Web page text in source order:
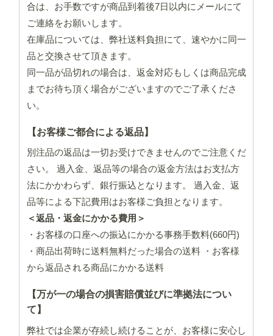
合は、お手数ですが商品到着後7日以内にメールにて
ご連絡をお願いします。
在庫品については、弊社送料負担にて、速やかに同一
品と交換させて頂きます。
同一品が品切れの場合は、返金対応もしくは商品完成
までお待ち頂く場合がございますのでご了承くださ
い。
【お客様ご都合による返品】
別注品の返品は一切お受けできませんのでご注意くだ
さい。 過入金、返品等の場合の返金方法はお支払方
法にかかわらず、銀行振込となります。 過入金、返
品等による下記費用はお客様ご負担となります。
＜返品・返金にかかる費用＞
・お客様の口座への振込にかかる事務手数料(660円)
・商品出荷時に送料無料だった場合の送料 ・お客様
から返品される商品にかかる送料
【万が一の場合の損害賠償並びに準拠法につい
て】
弊社では企業が存続し続けることが、お客様に安心し